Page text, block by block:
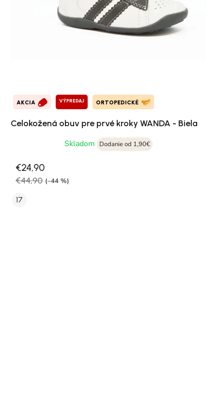
AKCIA VÝPREDAJ ORTOPEDICKÉ
Celokožená obuv pre prvé kroky WANDA - Biela
Skladom
Dodanie od 1,90€
€24,90
€44,90 (–44 %)
17